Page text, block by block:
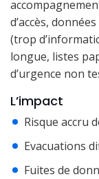
d’accès,
(trop
longue, listes
d’urgence non
L’impact
Risque accru
Evacuations
Fuites de